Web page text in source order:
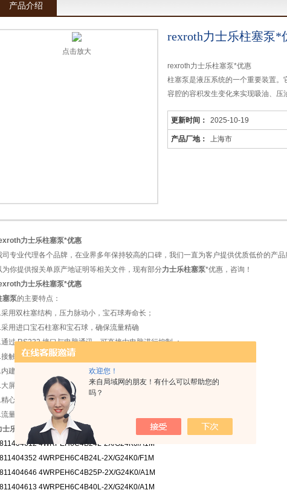
欢迎您！
来自局域网的朋友！有什么可以帮助您的
吗？
产品介绍
点击放大
rexroth力士乐柱塞泵*
rexroth力士乐柱塞泵*优惠
柱塞泵是液压系统的一个重要装置
容腔的容积发生变化来实现吸油、
合，诸如液压机、工程机械和船舶中。
更新时间： 2025-10-19
产品厂地： 上海市
力士乐柱塞泵*优惠
司专业代理各个品牌，在业界多年保持较高的口碑，我们一直为客户提供优质低价的产
为你提供报关单原产地证明等相关文件，现有部分力士乐柱塞泵*优惠，咨询！
力士乐柱塞泵*优惠
塞泵的主要特点：
采用双柱塞结构，压力脉动小，宝石球寿命长；
用进口宝石柱塞和宝石球，确保流量精确
过 RS232 接口与电脑通讯，可直接由电脑进行控制 ；
触介质材料耐有机溶剂腐蚀；
建过压保护和流量校正系统 ；
屏幕液晶显示；
心设计的排气装置有效除去输送液体中的气泡。
量与压力设定可记忆 可与PLC实现通讯（定制）
士乐柱塞泵 *型号：
4WRPEH6C4B24L-2X/G24K0/A1M
4WRPEH6C4B24L-2X/G24K0/F1M
4WRPEH6C4B25P-2X/G24K0/A1M
4WRPEH6C4B40L-2X/G24K0/A1M